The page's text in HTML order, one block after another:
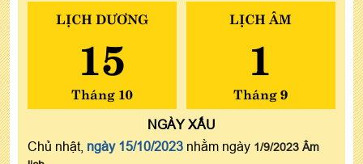
LỊCH DƯƠNG
15
Tháng 10
LỊCH ÂM
1
Tháng 9
NGÀYXẤU
Chủ nhật, ngày 15/10/2023 nhằm ngày 1/9/2023 Âm